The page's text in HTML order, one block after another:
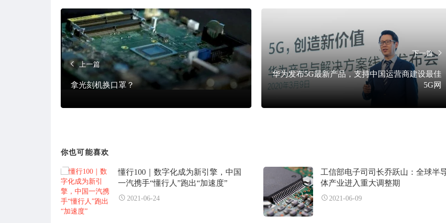
上一篇
拿光刻机换口罩？
下一篇
华为发布5G最新产品，支持中国运营商建设最佳
5G网
你也可能喜欢
懂行100｜数字化成为新引擎，中国
一汽携手“懂行人”跑出“加速度”
2021-06-24
工信部电子司司长乔跃山：全球半
体产业进入重大调整期
2021-06-09